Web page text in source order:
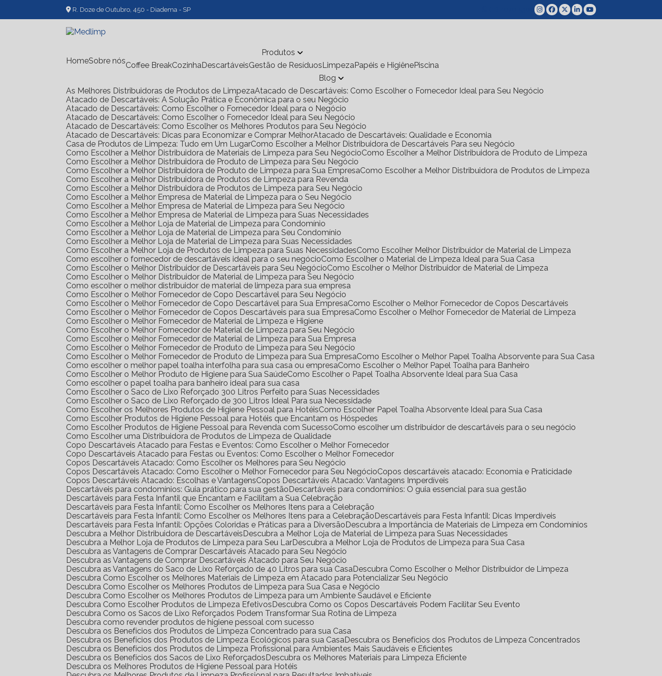
R. Doze de Outubro, 450 - Diadema - SP
Home Sobre nós
Produtos
Coffee Break
Cozinha Descartáveis Gestão de Resíduos Limpeza Papéis e Higiêne Piscina
Blog
As Melhores Distribuidoras de Produtos de Limpeza Atacado de Descartáveis: Como Escolher o Fornecedor Ideal para Seu Negócio
Atacado de Descartáveis: A Solução Prática e Econômica para o seu Negócio
Atacado de Descartáveis: Como Escolher o Fornecedor Ideal para o Negócio
Atacado de Descartáveis: Como Escolher o Fornecedor Ideal para Seu Negócio
Atacado de Descartáveis: Como Escolher os Melhores Produtos para Seu Negócio
Atacado de Descartáveis: Dicas para Economizar e Comprar Melhor Atacado de Descartáveis: Qualidade e Economia
Casa de Produtos de Limpeza: Tudo em Um Lugar
Como Escolher a Melhor Distribuidora de Descartáveis Para seu Negócio
Como Escolher a Melhor Distribuidora de Materiais de Limpeza para Seu Negócio
Como Escolher a Melhor Distribuidora de Produto de Limpeza
Como Escolher a Melhor Distribuidora de Produto de Limpeza para Seu Negócio
Como Escolher a Melhor Distribuidora de Produto de Limpeza para Sua Empresa
Como Escolher a Melhor Distribuidora de Produtos de Limpeza
Como Escolher a Melhor Distribuidora de Produtos de Limpeza para Revenda
Como Escolher a Melhor Distribuidora de Produtos de Limpeza para Seu Negócio
Como Escolher a Melhor Empresa de Material de Limpeza para o Seu Negócio
Como Escolher a Melhor Empresa de Material de Limpeza para Seu Negócio
Como Escolher a Melhor Empresa de Material de Limpeza para Suas Necessidades
Como Escolher a Melhor Loja de Material de Limpeza para Condomínio
Como Escolher a Melhor Loja de Material de Limpeza para Seu Condomínio
Como Escolher a Melhor Loja de Material de Limpeza para Suas Necessidades
Como Escolher a Melhor Loja de Produtos de Limpeza para Suas Necessidades
Como Escolher Melhor Distribuidor de Material de Limpeza
Como escolher o fornecedor de descartáveis ideal para o seu negócio
Como Escolher o Material de Limpeza Ideal para Sua Casa
Como Escolher o Melhor Distribuidor de Descartáveis para Seu Negócio
Como Escolher o Melhor Distribuidor de Material de Limpeza
Como Escolher o Melhor Distribuidor de Material de Limpeza para Seu Negócio
Como escolher o melhor distribuidor de material de limpeza para sua empresa
Como Escolher o Melhor Fornecedor de Copo Descartável para Seu Negócio
Como Escolher o Melhor Fornecedor de Copo Descartável para Sua Empresa
Como Escolher o Melhor Fornecedor de Copos Descartáveis
Como Escolher o Melhor Fornecedor de Copos Descartáveis para sua Empresa
Como Escolher o Melhor Fornecedor de Material de Limpeza
Como Escolher o Melhor Fornecedor de Material de Limpeza e Higiene
Como Escolher o Melhor Fornecedor de Material de Limpeza para Seu Negócio
Como Escolher o Melhor Fornecedor de Material de Limpeza para Sua Empresa
Como Escolher o Melhor Fornecedor de Produto de Limpeza para Seu Negócio
Como Escolher o Melhor Fornecedor de Produto de Limpeza para Sua Empresa
Como Escolher o Melhor Papel Toalha Absorvente para Sua Casa
Como escolher o melhor papel toalha interfolha para sua casa ou empresa
Como Escolher o Melhor Papel Toalha para Banheiro
Como Escolher o Melhor Produto de Higiene para Sua Saúde
Como Escolher o Papel Toalha Absorvente Ideal para Sua Casa
Como escolher o papel toalha para banheiro ideal para sua casa
Como Escolher o Saco de Lixo Reforçado 300 Litros Perfeito para Suas Necessidades
Como Escolher o Saco de Lixo Reforçado de 300 Litros Ideal Para sua Necessidade
Como Escolher os Melhores Produtos de Higiene Pessoal para Hotéis
Como Escolher Papel Toalha Absorvente Ideal para Sua Casa
Como Escolher Produtos de Higiene Pessoal para Hotéis que Encantam os Hóspedes
Como Escolher Produtos de Higiene Pessoal para Revenda com Sucesso
Como escolher um distribuidor de descartáveis para o seu negócio
Como Escolher uma Distribuidora de Produtos de Limpeza de Qualidade
Copo Descartáveis Atacado para Festas e Eventos: Como Escolher o Melhor Fornecedor
Copo Descartáveis Atacado para Festas ou Eventos: Como Escolher o Melhor Fornecedor
Copos Descartáveis Atacado: Como Escolher os Melhores para Seu Negócio
Copos Descartáveis Atacado: Como Escolher o Melhor Fornecedor para Seu Negócio
Copos descartáveis atacado: Economia e Praticidade
Copos Descartáveis Atacado: Escolhas e Vantagens
Copos Descartáveis Atacado: Vantagens Imperdíveis
Descartáveis para condomínios: Guia prático para sua gestão
Descartáveis para condomínios: O guia essencial para sua gestão
Descartáveis para Festa Infantil que Encantam e Facilitam a Sua Celebração
Descartáveis para Festa Infantil: Como Escolher os Melhores Itens para a Celebração
Descartáveis para Festa Infantil: Como Escolher os Melhores Itens para a Celebração
Descartáveis para Festa Infantil: Dicas Imperdíveis
Descartáveis para Festa Infantil: Opções Coloridas e Práticas para a Diversão
Descubra a Importância de Materiais de Limpeza em Condomínios
Descubra a Melhor Distribuidora de Descartáveis
Descubra a Melhor Loja de Material de Limpeza para Suas Necessidades
Descubra a Melhor Loja de Produtos de Limpeza para Seu Lar
Descubra a Melhor Loja de Produtos de Limpeza para Sua Casa
Descubra as Vantagens de Comprar Descartáveis Atacado para Seu Negócio
Descubra as Vantagens de Comprar Descartáveis Atacado para Seu Negócio
Descubra as Vantagens do Saco de Lixo Reforçado de 40 Litros para sua Casa
Descubra Como Escolher o Melhor Distribuidor de Limpeza
Descubra Como Escolher os Melhores Materiais de Limpeza em Atacado para Potencializar Seu Negócio
Descubra Como Escolher os Melhores Produtos de Limpeza para Sua Casa e Negócio
Descubra Como Escolher os Melhores Produtos de Limpeza para um Ambiente Saudável e Eficiente
Descubra Como Escolher Produtos de Limpeza Efetivos
Descubra Como os Copos Descartáveis Podem Facilitar Seu Evento
Descubra Como os Sacos de Lixo Reforçados Podem Transformar Sua Rotina de Limpeza
Descubra como revender produtos de higiene pessoal com sucesso
Descubra os Benefícios dos Produtos de Limpeza Concentrado para sua Casa
Descubra os Benefícios dos Produtos de Limpeza Ecológicos para sua Casa
Descubra os Benefícios dos Produtos de Limpeza Concentrados
Descubra os Benefícios dos Produtos de Limpeza Profissional para Ambientes Mais Saudáveis e Eficientes
Descubra os Benefícios dos Sacos de Lixo Reforçados
Descubra os Melhores Materiais para Limpeza Eficiente
Descubra os Melhores Produtos de Higiene Pessoal para Hotéis